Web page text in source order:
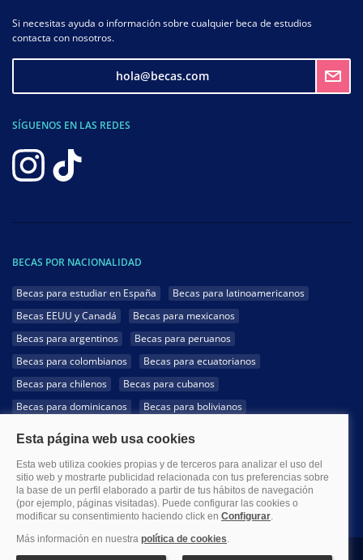
Si necesitas ayuda o información sobre cualquier beca de estudios
contacta con nosotros.
hola@becas.com
SÍGUENOS EN LAS REDES
BECAS POR NACIONALIDAD
Becas para estudiar en España
Becas para latinoamericanos
Becas EEUU y Canadá
Becas para mexicanos
Becas para argentinos
Becas para peruanos
Becas para colombianos
Becas para ecuatorianos
Becas para chilenos
Becas para cubanos
Becas para dominicanos
Becas para bolivianos
Becas para hondureños
Becas para paraguayos
Becas para uruguayos
Becas para salvadoreños
1999-2026 Becas.com @Todos los derechos reservados